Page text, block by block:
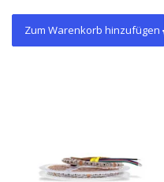
Zum Warenkorb hinzufügen